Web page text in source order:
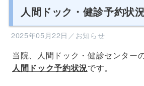
人間ドック・健診予約状
2025年05月22日／お知らせ
当院、人間ドック・健診センター
人間ドック予約状況です。